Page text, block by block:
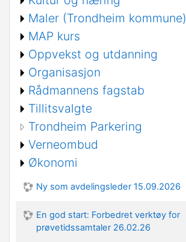
Maler (Trondheim kommune)
MAP kurs
Oppvekst og utdanning
Organisasjon
Rådmannens fagstab
Tillitsvalgte
Trondheim Parkering
Verneombud
Økonomi
Ny som avdelingsleder 15.09.2026
En god start: Forbedret verktøy for
prøvetidssamtaler 26.02.26